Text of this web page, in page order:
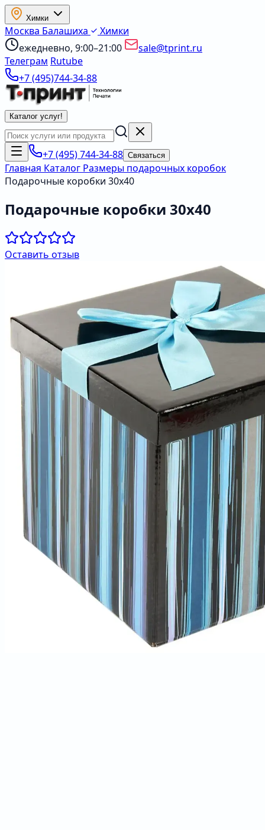
Химки
Москва Балашиха
Химки
ежедневно, 9:00–21:00
sale@tprint.ru
Телеграм Rutube
+7 (495)744-34-88
Каталог услуг!
+7 (495) 744-34-88 Связаться
Главная Каталог Размеры подарочных коробок
Подарочные коробки 30х40
Подарочные коробки 30х40
Оставить отзыв